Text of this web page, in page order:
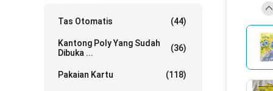
Tas Otomatis (44)
Kantong Poly Yang Sudah
Dibuka ...
(36)
Pakaian Kartu (118)